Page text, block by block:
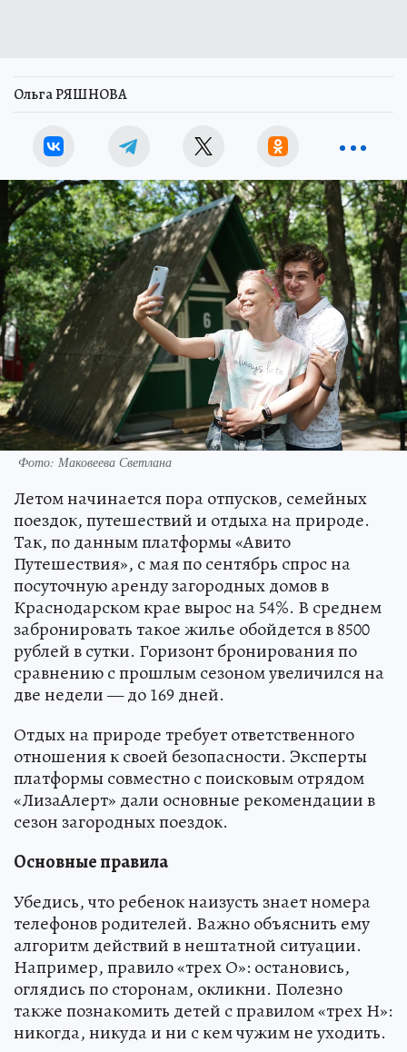
Ольга РЯШНОВА
Фото: Маковеева Светлана
Летом начинается пора отпусков, семейных
поездок, путешествий и отдыха на природе.
Так, по данным платформы «Авито
Путешествия», с мая по сентябрь спрос на
посуточную аренду загородных домов в
Краснодарском крае вырос на 54%. В среднем
забронировать такое жилье обойдется в 8500
рублей в сутки. Горизонт бронирования по
сравнению с прошлым сезоном увеличился на
две недели — до 169 дней.
Отдых на природе требует ответственного
отношения к своей безопасности. Эксперты
платформы совместно с поисковым отрядом
«ЛизаАлерт» дали основные рекомендации в
сезон загородных поездок.
Основные правила
Убедись, что ребенок наизусть знает номера
телефонов родителей. Важно объяснить ему
алгоритм действий в нештатной ситуации.
Например, правило «трех О»: остановись,
оглядись по сторонам, окликни. Полезно
также познакомить детей с правилом «трех Н»:
никогда, никуда и ни с кем чужим не уходить.